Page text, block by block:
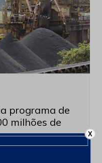
programa de
milhões de
X